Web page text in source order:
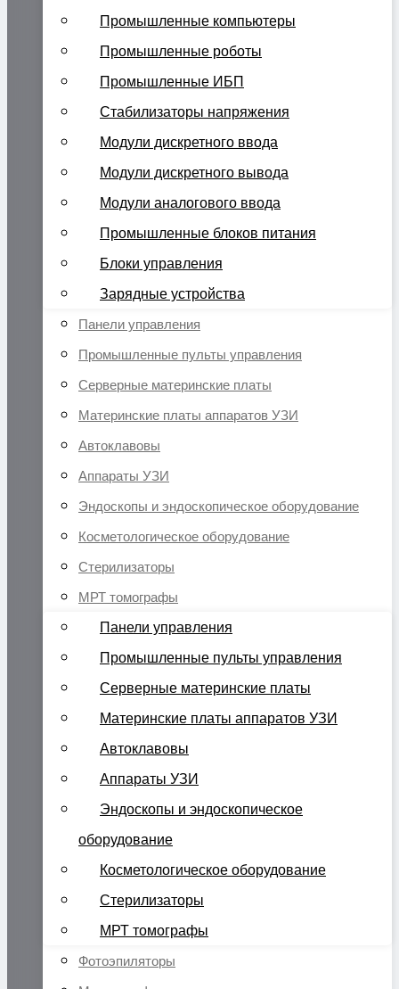
Промышленные компьютеры
Промышленные роботы
Промышленные ИБП
Стабилизаторы напряжения
Модули дискретного ввода
Модули дискретного вывода
Модули аналогового ввода
Промышленные блоков питания
Блоки управления
Зарядные устройства
Панели управления
Промышленные пульты управления
Серверные материнские платы
Материнские платы аппаратов УЗИ
Автоклавовы
Аппараты УЗИ
Эндоскопы и эндоскопическое оборудование
Косметологическое оборудование
Стерилизаторы
МРТ томографы
Панели управления
Промышленные пульты управления
Серверные материнские платы
Материнские платы аппаратов УЗИ
Автоклавовы
Аппараты УЗИ
Эндоскопы и эндоскопическое
оборудование
Косметологическое оборудование
Стерилизаторы
МРТ томографы
Фотоэпиляторы